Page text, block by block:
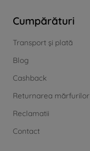
Cumpărături
Transport și plată
Blog
Cashback
Returnarea mărfurilor
Reclamatii
Contact